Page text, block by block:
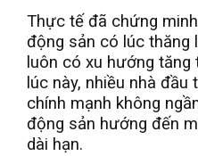
Thực tế đã chứng
động sản có lúc thăng
luôn có xu hướng
lúc này, nhiều nhà
chính mạnh không
động sản hướng đến
dài hạn.